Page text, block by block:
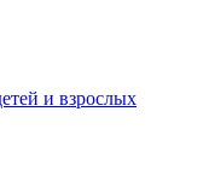
и взрослых